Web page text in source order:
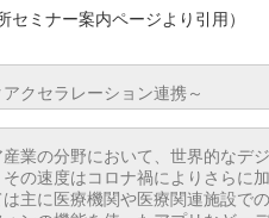
セミナー案内ページより引用）
クセラレーション連携～
業の分野において、世界的なデ
の速度はコロナ禍によりさらに
主に医療機関や医療関連施設で